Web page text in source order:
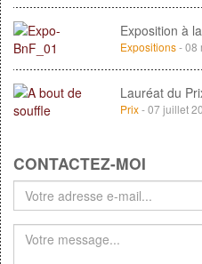
Exposition à
Expositions- 08
Lauréat du
Prix- 07 juillet
CONTACTEZ-MOI
Votre
adresse